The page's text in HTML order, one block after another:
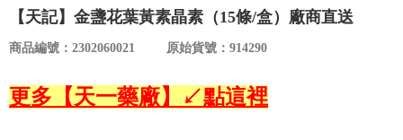
優惠活動
【天記】金盞花葉黃素晶素（15條/盒）廠商直送
商品編號：2302060021 原始貨號：914290
更多【天一藥廠】↙點這裡